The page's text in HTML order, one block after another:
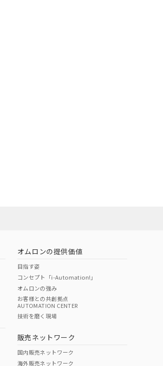
O
オムロンの提供価値
目指す姿
コンセプト「i-Automation!」
オムロンの強み
お客様との共創拠点
AUTOMATION CENTER
技術を磨く現場
販売ネットワーク
国内販売ネットワーク
海外販売ネットワーク